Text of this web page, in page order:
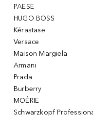
PAESE
HUGO BOSS
Kérastase
Versace
Maison Margiela
Armani
Prada
Burberry
MOÉRIE
Schwarzkopf